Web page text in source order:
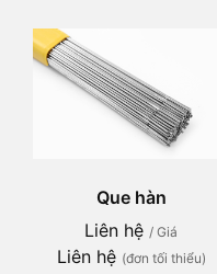
Que hàn
Liên hệ / Giá
Liên hệ (đơn tối thiểu)